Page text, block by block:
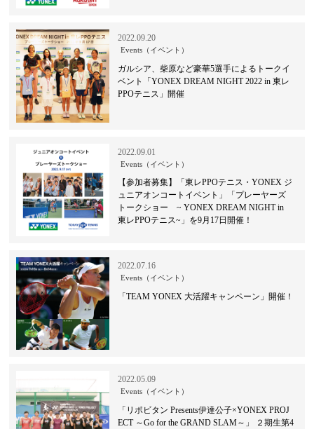
2022.09.20
Events（イベント）
ガルシア、柴原など豪華5選手によるトークイ
ベント「YONEX DREAM NIGHT 2022 in 東レ
PPOテニス」開催
2022.09.01
Events（イベント）
【参加者募集】「東レPPOテニス・YONEX ジ
ュニアオンコートイベント」「プレーヤーズ
トークショー ~ YONEX DREAM NIGHT in
東レPPOテニス~」を9月17日開催！
2022.07.16
Events（イベント）
「TEAM YONEX 大活躍キャンペーン」開催！
2022.05.09
Events（イベント）
「リポビタン Presents伊達公子×YONEX PROJ
ECT ～Go for the GRAND SLAM～」 ２期生第4